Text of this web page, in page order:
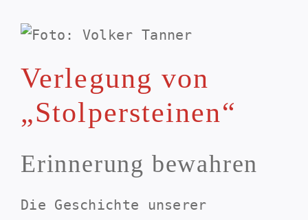
Verlegung von
„Stolpersteinen“
Erinnerung bewahren
Die Geschichte unserer